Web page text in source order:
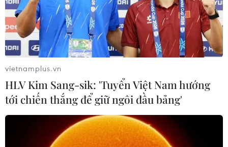
Liên minh châu Phi thảo luận về cuộc
khủng hoảng Niger
14/08/2023 13:01
vietnamplus.vn
HLV Kim Sang-sik: 'Tuyển Việt Nam hướng
tới chiến thắng để giữ ngôi đầu bảng'